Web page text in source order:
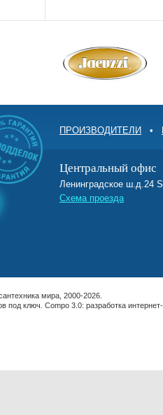
ПРОИЗВОДИТЕЛИ •
Центральный офис
Ленинградское ш.д.24
Схема проезда
мира, 2000-2026.
под ключ . Compo 3.0: разработка